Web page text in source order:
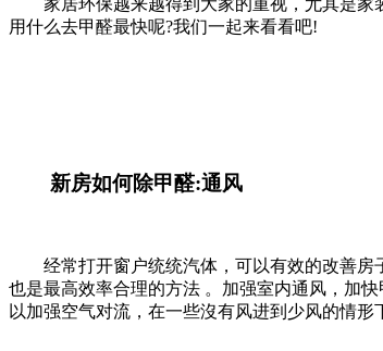
用什么去甲醛最快呢?我们一起来看看吧!
新房如何除甲醛:通风
经常打开窗户统统汽体，可以有效的改善房
也是最高效率合理的方法 。加强室内通风，加
以加强空气对流，在一些沒有风进到少风的情